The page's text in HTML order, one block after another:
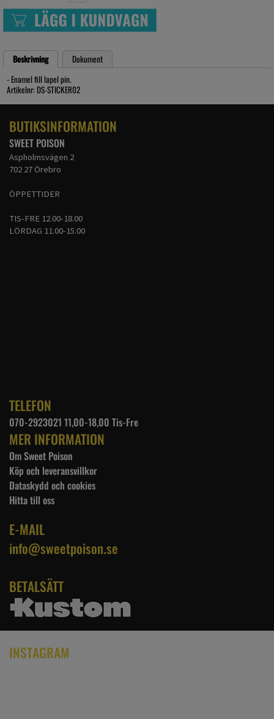
Beskrivning
Dokument
- Enamel fill lapel pin.
Artikelnr: DS-STICKER02
BUTIKSINFORMATION
SWEET POISON
Aspholmsvägen 2
702 27 Örebro
ÖPPETTIDER
TIS-FRE 12.00-18.00
LÖRDAG 11.00-15.00
TELEFON
070-2923021 11,00-18,00 Tis-Fre
MER INFORMATION
Om Sweet Poison
Köp och leveransvillkor
Dataskydd och cookies
Hitta till oss
E-MAIL
info@sweetpoison.se
BETALSÄTT
INSTAGRAM